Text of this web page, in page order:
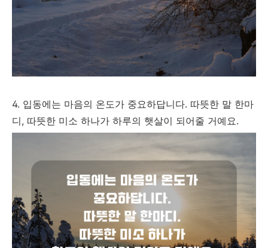
4. 입동에는 마음의 온도가 중요하답니다. 따뜻한 말 한마
디, 따뜻한 미소 하나가 하루의 햇살이 되어줄 거예요.